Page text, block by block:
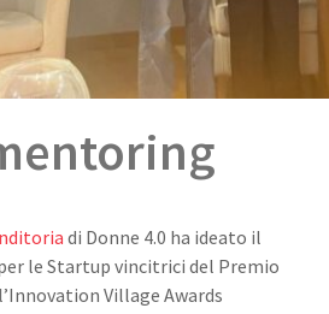
di Donne 4.0 ha ideato il
le Startup vincitrici del Premio
Village Awards